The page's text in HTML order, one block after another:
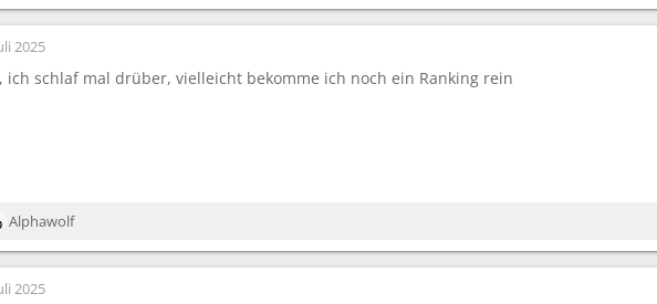
2025
ich schlaf mal drüber, vielleicht bekomme ich noch ein Ranking rein
Alphawolf
2025